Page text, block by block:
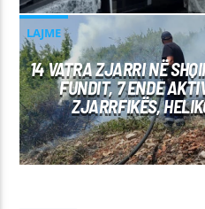
LAJME
14 VATRA ZJARRI NË
FUNDIT, 7 ENDE
ZJARRFIKËS,